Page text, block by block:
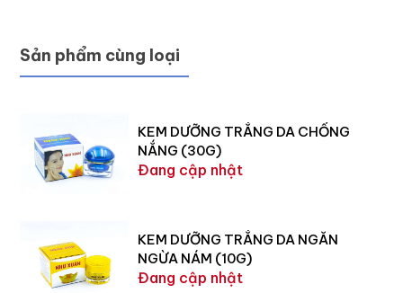
Sản phẩm cùng loại
KEM DƯỠNG TRẮNG DA CHỐNG
NẮNG (30G)
Đang cập nhật
KEM DƯỠNG TRẮNG DA NGĂN
NGỪA NÁM (10G)
Đang cập nhật